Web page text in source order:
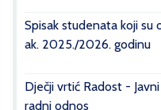
Spisak studenata koji su
ak. 2025./2026. godinu
Dječji vrtić Radost -
radni odnos